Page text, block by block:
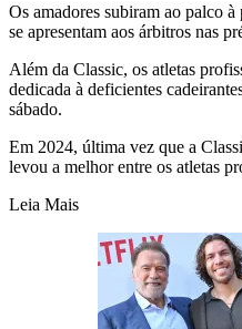
Os amadores subiram ao palco
se apresentam aos árbitros nas
Além da Classic, os atletas
dedicada à deficientes
sábado.
Em 2024, última vez que a
levou a melhor entre os atletas
Leia Mais